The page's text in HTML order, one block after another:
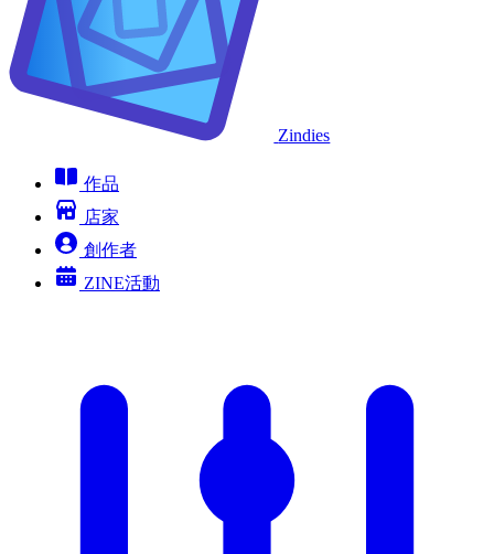
Zindies
作品
店家
創作者
ZINE活動